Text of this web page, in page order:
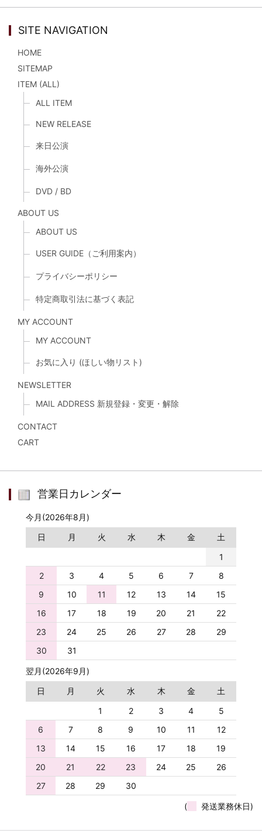
SITE NAVIGATION
HOME
SITEMAP
ITEM (ALL)
ALL ITEM
NEW RELEASE
来日公演
海外公演
DVD / BD
ABOUT US
ABOUT US
USER GUIDE（ご利用案内）
プライバシーポリシー
特定商取引法に基づく表記
MY ACCOUNT
MY ACCOUNT
お気に入り (ほしい物リスト)
NEWSLETTER
MAIL ADDRESS 新規登録・変更・解除
CONTACT
CART
営業日カレンダー
今月(2026年8月)
日
月 火 水 木 金
土
1
2
3 4 5 6 7
8
9
10 11 12 13 14
15
16
17 18 19 20 21
22
23
24 25 26 27 28
29
30
31
翌月(2026年9月)
日
月 火 水 木 金
土
1
2 3 4
5
6
7 8 9 10 11
12
13
14 15 16 17 18
19
20
21 22 23 24 25
26
27
28 29 30
( 発送業務休日)